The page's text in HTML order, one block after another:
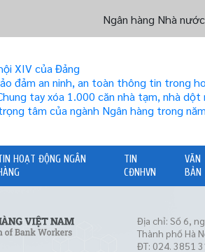
Ngân hàng Nhà
XIV của Đảng
đảm an ninh, an toàn thông tin trong
tay xóa 1.000 căn nhà tạm, nhà dột
tâm của ngành Ngân hàng trong
HOẠT ĐỘNG NGÂN
TIN
CĐNHVN
VĂN
BẢN
Địa chỉ: Số 6,
Thành phố Hà
ĐT: 024. 3851